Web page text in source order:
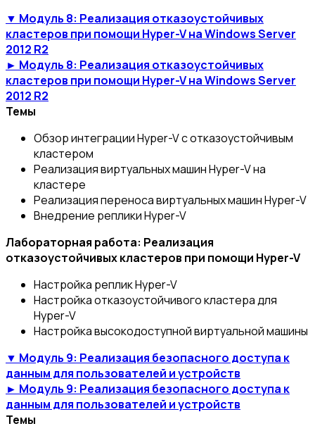
▼ Модуль 8: Реализация отказоустойчивых
кластеров при помощи Hyper-V на Windows Server
2012 R2
► Модуль 8: Реализация отказоустойчивых
кластеров при помощи Hyper-V на Windows Server
2012 R2
Темы
Обзор интеграции Hyper-V с отказоустойчивым
кластером
Реализация виртуальных машин Hyper-V на
кластере
Реализация переноса виртуальных машин Hyper-V
Внедрение реплики Hyper-V
Лабораторная работа: Реализация
отказоустойчивых кластеров при помощи Hyper-V
Настройка реплик Hyper-V
Настройка отказоустойчивого кластера для
Hyper-V
Настройка высокодоступной виртуальной машины
▼ Модуль 9: Реализация безопасного доступа к
данным для пользователей и устройств
► Модуль 9: Реализация безопасного доступа к
данным для пользователей и устройств
Темы